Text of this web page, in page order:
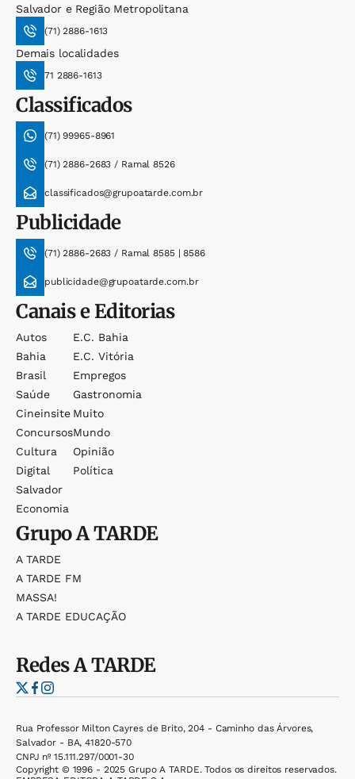
Salvador e Região Metropolitana
(71) 2886-1613
Demais localidades
71 2886-1613
Classificados
(71) 99965-8961
(71) 2886-2683 / Ramal 8526
classificados@grupoatarde.com.br
Publicidade
(71) 2886-2683 / Ramal 8585 | 8586
publicidade@grupoatarde.com.br
Canais e Editorias
Autos
Bahia
Brasil
Saúde
Cineinsite
Concursos
Cultura
Digital
Salvador
Economia
E.c. Bahia
E.c. Vitória
Empregos
Gastronomia
Muito
Mundo
Opinião
Política
GrupoA TARDE
A TARDE
A TARDE FM
MASSA!
A TARDE EDUCAÇÃO
RedesA TARDE
Rua Professor Milton Cayres de Brito, 204 - Caminho das Árvores,
Salvador - BA, 41820-570
CNPJ nº 15.111.297/0001-30
Copyright © 1996 - 2025 Grupo A TARDE. Todos os direitos reservados.